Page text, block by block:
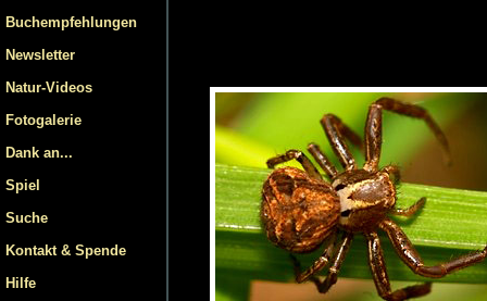
Buchempfehlungen
Newsletter
Natur-Videos
Fotogalerie
Dank an...
Spiel
Suche
Kontakt & Spende
Hilfe